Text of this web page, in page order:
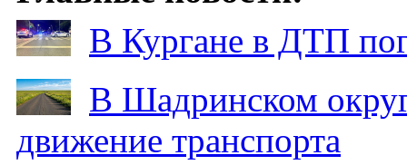
В Кургане в ДТП
В Шадринском
движение транспорта